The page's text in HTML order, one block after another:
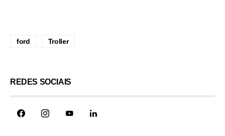
ford Troller
REDES SOCIAIS